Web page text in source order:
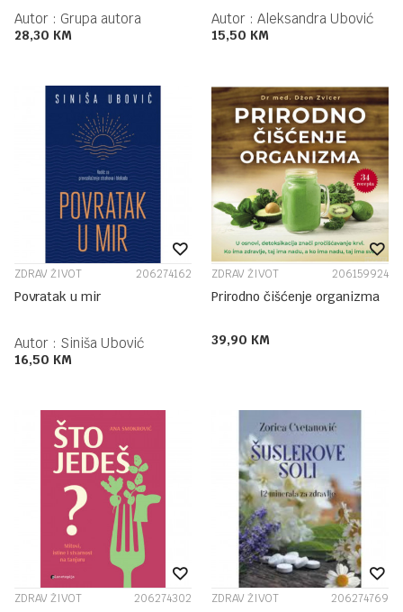
Autor : Grupa autora
28,30 KM
Autor : Aleksandra Ubović
15,50 KM
ZDRAV ŽIVOT 206274162
Povratak u mir
Autor : Siniša Ubović
16,50 KM
ZDRAV ŽIVOT 206159924
Prirodno čišćenje organizma
39,90 KM
ZDRAV ŽIVOT 206274302 ZDRAV ŽIVOT 206274769